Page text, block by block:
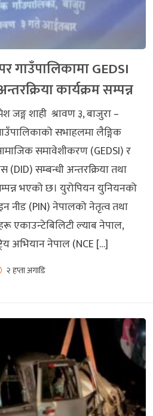
गाउँपालिकामा GEDSI
कार्यक्रम सम्पन्न
शाही श्रावण ३, बाजुरा –
सभाहलमा लैङ्गिक
समावेशीकरण (GEDSI) र
(DID) सम्बन्धी अन्तरक्रिया तथा
भएको छ। युरोपियन युनियनको
नीड (PIN) नेपालको नेतृत्व तथा
एकाउन्टेबिलिटी ल्याब नेपाल,
अभियान नेपाल (NCE […]
२ हप्ता अगाडि